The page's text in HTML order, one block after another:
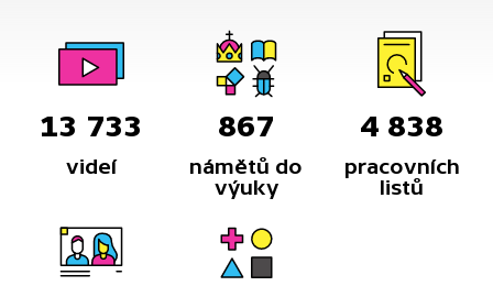
13 733
videí
867
námětů do
výuky
4 838
pracovních
listů